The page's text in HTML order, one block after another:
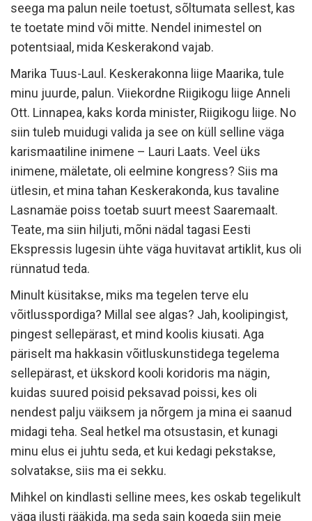
seega ma palun neile toetust, sõltumata sellest, kas
te toetate mind või mitte. Nendel inimestel on
potentsiaal, mida Keskerakond vajab.
Marika Tuus-Laul. Keskerakonna liige Maarika, tule
minu juurde, palun. Viiekordne Riigikogu liige Anneli
Ott. Linnapea, kaks korda minister, Riigikogu liige. No
siin tuleb muidugi valida ja see on küll selline väga
karismaatiline inimene – Lauri Laats. Veel üks
inimene, mäletate, oli eelmine kongress? Siis ma
ütlesin, et mina tahan Keskerakonda, kus tavaline
Lasnamäe poiss toetab suurt meest Saaremaalt.
Teate, ma siin hiljuti, mõni nädal tagasi Eesti
Ekspressis lugesin ühte väga huvitavat artiklit, kus oli
rünnatud teda.
Minult küsitakse, miks ma tegelen terve elu
võitlusspordiga? Millal see algas? Jah, koolipingist,
pingest sellepärast, et mind koolis kiusati. Aga
päriselt ma hakkasin võitluskunstidega tegelema
sellepärast, et ükskord kooli koridoris ma nägin,
kuidas suured poisid peksavad poissi, kes oli
nendest palju väiksem ja nõrgem ja mina ei saanud
midagi teha. Seal hetkel ma otsustasin, et kunagi
minu elus ei juhtu seda, et kui kedagi pekstakse,
solvatakse, siis ma ei sekku.
Mihkel on kindlasti selline mees, kes oskab tegelikult
väga ilusti rääkida, ma seda sain kogeda siin meie